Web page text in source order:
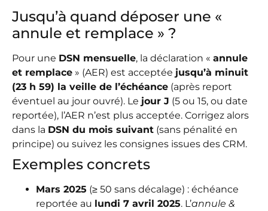
Jusqu’à quand déposer une «
annule et remplace » ?
Pour une DSN mensuelle, la déclaration « annule
et remplace » (AER) est acceptée jusqu’à minuit
(23 h 59) la veille de l’échéance (après report
éventuel au jour ouvré). Le jour J (5 ou 15, ou date
reportée), l’AER n’est plus acceptée. Corrigez alors
dans la DSN du mois suivant (sans pénalité en
principe) ou suivez les consignes issues des CRM.
Exemples concrets
Mars 2025 (≥ 50 sans décalage) : échéance
reportée au lundi 7 avril 2025. L’annule &